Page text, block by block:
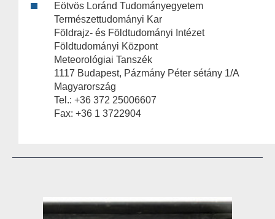
Eötvös Loránd Tudományegyetem
Természettudományi Kar
Földrajz- és Földtudományi Intézet
Földtudományi Központ
Meteorológiai Tanszék
1117 Budapest, Pázmány Péter sétány 1/A
Magyarország
Tel.: +36 372 25006607
Fax: +36 1 3722904